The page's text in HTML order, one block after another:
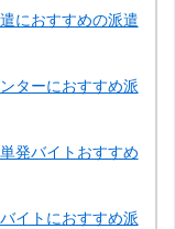
鹿児島
におすすめの派遣
ターにおすすめ派
発バイトおすすめ
イトにおすすめ派